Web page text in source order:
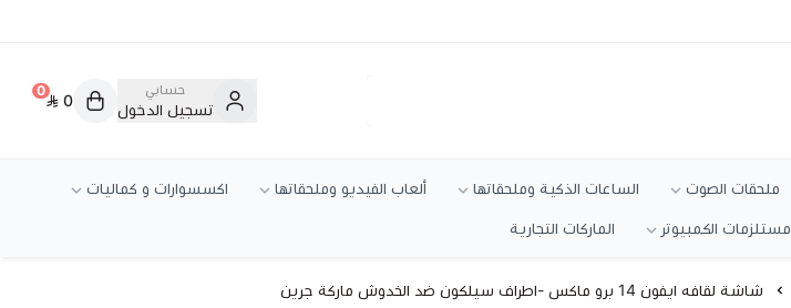
حسابي
تسجيل الدخول
0
0
ملحقات الصوت الساعات الذكية وملحقاتها ألعاب الفيديو وملحقاتها اكسسوارات و كماليات
مستلزمات الكمبيوتر الماركات التجارية
شاشة لقافه ايفون 14 برو ماكس -اطراف سيلكون ضد الخدوش ماركة جرين